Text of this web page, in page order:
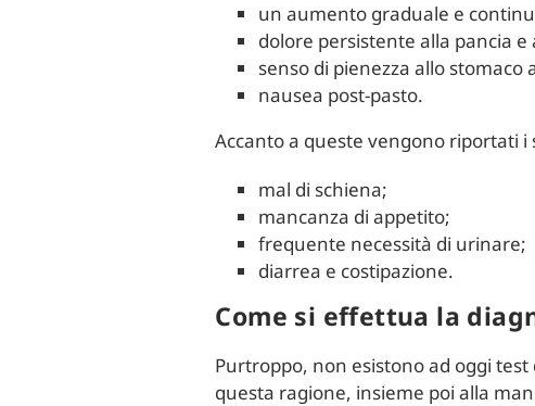
un aumento graduale e
dolore persistente alla pancia e
senso di pienezza allo
nausea post-pasto.
Accanto a queste vengono riportati
mal di schiena;
mancanza di appetito;
frequente necessità di urinare;
diarrea e costipazione.
Come si effettua la
Purtroppo, non esistono ad oggi
questa ragione, insieme poi alla